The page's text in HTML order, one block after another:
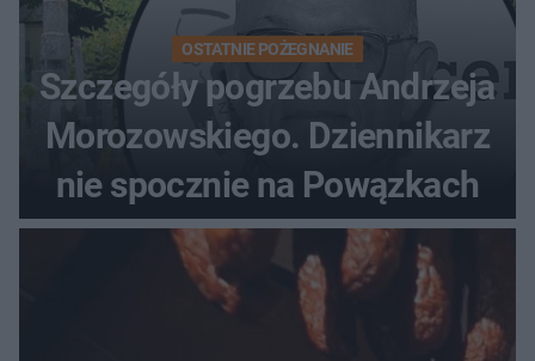
OSTATNIE POŻEGNANIE
Szczegóły pogrzebu Andrzeja
Morozowskiego. Dziennikarz
nie spocznie na Powązkach